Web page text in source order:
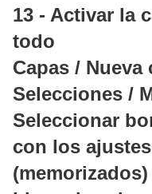
13 - Activar la
todo
Capas / Nueva
Selecciones /
Seleccionar
con los
(memorizados)